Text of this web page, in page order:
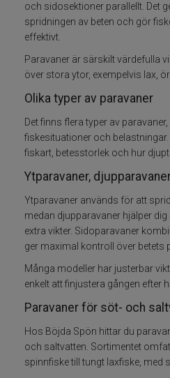
Tillbehör trolling
Flasher och lockskedar
Paravaner
Linutlösare
Djupriggar mm
Specimenfiske
Varumärken
och sidosektioner parallellt. Det
spridningen av beten och gör
effektivt.
Paravaner är särskilt värdefulla
över stora ytor, exempelvis lax,
Olika typer av paravaner
Det finns flera typer av
fiskesituationer och
fiskart, betesstorlek och hur djupt
Ytparavaner,
Ytparavaner används för att
medan djupparavaner hjälper
extra vikter. Sidoparavaner
ger maximal kontroll över betets
Många modeller har justerbar
enkelt att finjustera gången efter
Paravaner för söt- och
Hos Böjda Spön hittar du
och saltvatten. Sortimentet
spinnfiske till tungt laxfiske, med